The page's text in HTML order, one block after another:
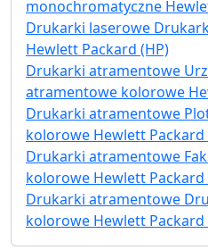
monochromatyczne
Drukarki laserowe
Hewlett Packard (HP)
Drukarki atramentowe
atramentowe kolorowe
Drukarki atramentowe
kolorowe Hewlett Packard
Drukarki atramentowe
kolorowe Hewlett Packard
Drukarki atramentowe
kolorowe Hewlett Packard